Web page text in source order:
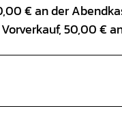
€ an der
50,00 €